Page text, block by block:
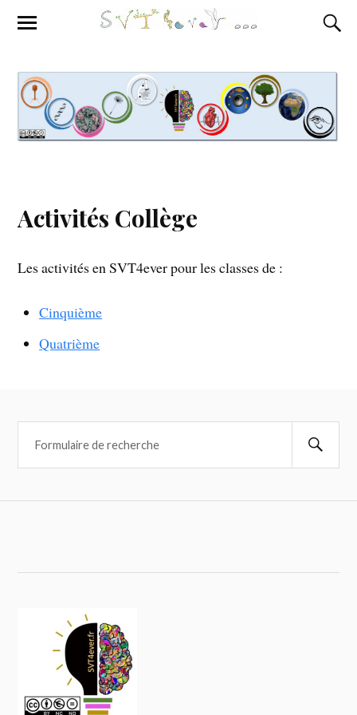
Activités Collège
Les activités en SVT4ever pour les classes de :
Cinquième
Quatrième